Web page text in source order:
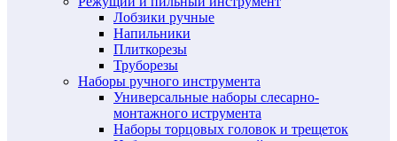
Лобзики ручные
Напильники
Плиткорезы
Труборезы
Наборы ручного инструмента
Универсальные наборы слесарно-
монтажного иструмента
Наборы торцовых головок и трещеток